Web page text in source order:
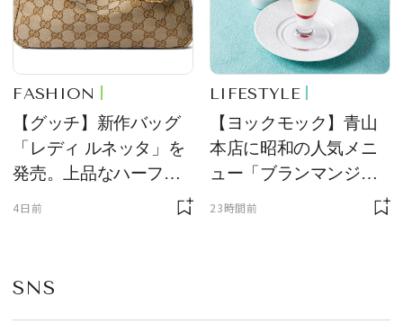
FASHION
【グッチ】新作バッグ
「レディ ルネッタ」を
発売。上品なハーフム
ーン型がスタイリング
4日前
LIFESTYLE
【ヨックモック】青山
本店に昭和の人気メニ
ュー「ブランマンジ
ェ」「ダックワーズ」
23時間前
SNS